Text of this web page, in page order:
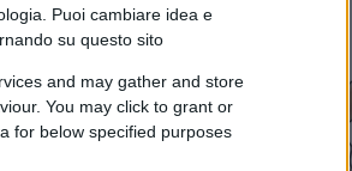
Puoi cambiare idea e
su questo sito
and may gather and store
You may click to grant or
for below specified purposes
5k